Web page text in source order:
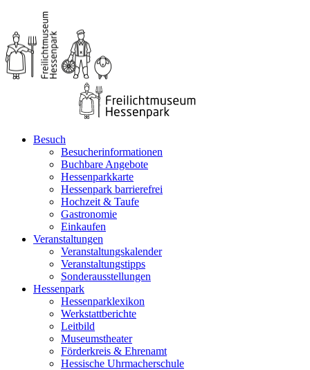
Besuch
Besucherinformationen
Buchbare Angebote
Hessenparkkarte
Hessenpark barrierefrei
Hochzeit & Taufe
Gastronomie
Einkaufen
Veranstaltungen
Veranstaltungskalender
Veranstaltungstipps
Sonderausstellungen
Hessenpark
Hessenparklexikon
Werkstattberichte
Leitbild
Museumstheater
Förderkreis & Ehrenamt
Hessische Uhrmacherschule